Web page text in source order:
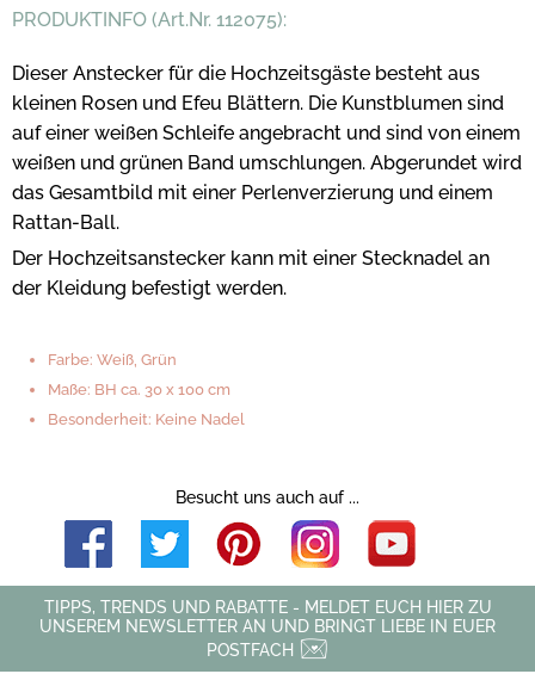
PRODUKTINFO (Art.Nr. 112075):
Dieser Anstecker für die Hochzeitsgäste besteht aus
kleinen Rosen und Efeu Blättern. Die Kunstblumen sind
auf einer weißen Schleife angebracht und sind von einem
weißen und grünen Band umschlungen. Abgerundet wird
das Gesamtbild mit einer Perlenverzierung und einem
Rattan-Ball.
Der Hochzeitsanstecker kann mit einer Stecknadel an
der Kleidung befestigt werden.
Farbe: Weiß, Grün
Maße: BH ca. 30 x 100 cm
Besonderheit: Keine Nadel
Besucht uns auch auf ...
TIPPS, TRENDS UND RABATTE - MELDET EUCH HIER ZU
UNSEREM NEWSLETTER AN UND BRINGT LIEBE IN EUER
POSTFACH